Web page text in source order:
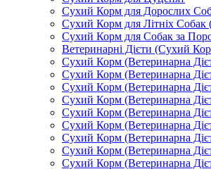
Сухий Корм для Дорослих
Сухий Корм для Літніх Собак
Сухий Корм для Собак за
Ветеринарні Дієти (Сухий
Сухий Корм (Ветеринарна
Сухий Корм (Ветеринарна
Сухий Корм (Ветеринарна
Сухий Корм (Ветеринарна
Сухий Корм (Ветеринарна
Сухий Корм (Ветеринарна
Сухий Корм (Ветеринарна
Сухий Корм (Ветеринарна
Сухий Корм (Ветеринарна